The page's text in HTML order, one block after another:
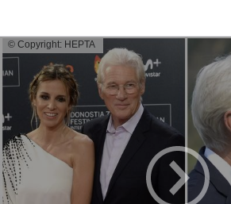
© Copyright: HEPTA